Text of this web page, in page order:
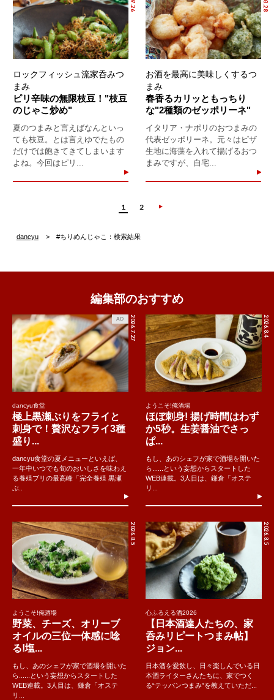
ロックフィッシュ流家呑みつ
まみ
ピリ辛味の無限枝豆！"枝豆
のじゃこ炒め"
夏のつまみと言えばなんといっ
ても枝豆。とは言えゆでたもの
だけでは飽きてきてしまいます
よね。今回はピリ...
お酒を最高に美味しくするつ
まみ
春香るカリッともっちり
な"2種類のゼッポリーネ"
イタリア・ナポリのおつまみの
代表ゼッポリーネ。元々はピザ
生地に海藻を入れて揚げるおつ
まみですが、自宅...
1 2
dancyu #ちりめんじゃこ：検索結果
編集部のおすすめ
2026.7.27
AD
dancyu食堂
極上黒瀬ぶりをフライと
刺身で！贅沢なフライ3種
盛り...
dancyu食堂の夏メニューといえば、
一年中いつでも旬のおいしさを味わえ
る養殖ブリの最高峰「完全養殖 黒瀬
ぶ..
2026.8.4
ようこそ!俺酒場
ほぼ刺身! 揚げ時間はわず
か5秒。生姜醤油でさっ
ぱ...
もし、あのシェフが家で酒場を開いた
ら......という妄想からスタートした
WEB連載。3人目は、鎌倉「オステ
リ...
2026.8.5
ようこそ!俺酒場
野菜、チーズ、オリーブ
オイルの三位一体感に唸
る!塩...
もし、あのシェフが家で酒場を開いた
ら......という妄想からスタートした
WEB連載。3人目は、鎌倉「オステ
リ...
2026.8.5
心ふるえる酒2026
【日本酒達人たちの、家
呑みリピートつまみ帖】
ジョン...
日本酒を愛飲し、日々楽しんでいる日
本酒ライターさんたちに、家でつく
る“テッパンつまみ”を教えていただ...